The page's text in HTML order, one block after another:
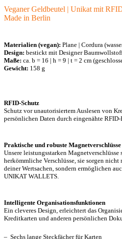
Veganer Geldbeutel | Unikat mit
Made in Berlin
Materialien (vegan): Plane | Cordura
Design: bestickt mit Designer
Maße: ca. b = 16 | h = 9 | t = 2 cm
Gewicht: 158 g
RFID-Schutz
Schutz vor unautorisiertem Auslesen von
persönlichen Daten durch eingenähte
Praktische und robuste Magnetverschlüsse
Unsere leistungsstarken Magnetverschlüsse
herkömmliche Verschlüsse, sie sorgen
deiner Wertsachen, sondern ermöglichen
UNIKAT WALLETS.
Intelligente Organisationsfunktionen
Ein cleveres Design, erleichtert das
Kreditkarten und anderen persönlichen
– Sechs lange Steckfächer für Karten